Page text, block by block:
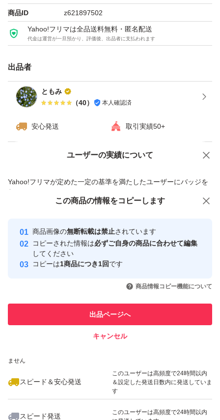
商品ID z621897502
Yahoo!フリマは全品送料無料・匿名配送
代金は運営が一旦預かり、評価後、出品者に支払われます
出品者
ともみ
（40） 本人確認済
安心発送 取引実績50+
ユーザーの実績について
Yahoo!フリマが定めた一定の基準を満たしたユーザーにバッジを
付与しています
安心取引出品者
心・安全なユーザーです
取引実績
引を完了させた実績があります
での取引実績があります
ません
スピード＆安心発送
このユーザーは高頻度で24時間以内
＆設定した発送日数内に発送していま
す
スピード発送
このユーザーは高頻度で24時間以内
価格の相談 商品への質問
この商品の情報をコピーします
商品画像の無断転載は禁止されています
コピーされた情報は必ずご自身の商品に合わせて編集
してください
コピーは1商品につき1回です
商品情報コピー機能について
出品ページへ
キャンセル
この商品をみている人にオススメ